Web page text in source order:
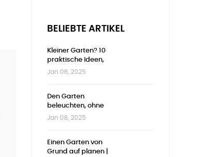
BELIEBTE ARTIKEL
Kleiner Garten? 10
praktische Ideen,
um jeden
Jan 06, 2025
Den Garten
beleuchten, ohne
zu viel auszugeben
Jan 08, 2025
Einen Garten von
Grund auf planen |